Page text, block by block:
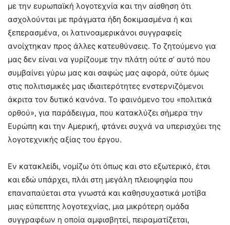
με την ευρωπαϊκή λογοτεχνία και την αίσθηση ότι
ασχολούνται με πράγματα ήδη δοκιμασμένα ή και
ξεπερασμένα, οι λατινοαμερικάνοι συγγραφείς
ανοίχτηκαν προς άλλες κατευθύνσεις. Το ζητούμενο για
μας δεν είναι να γυρίζουμε την πλάτη ούτε σ’ αυτό που
συμβαίνει γύρω μας και σαφώς μας αφορά, ούτε όμως
στις πολιτισμικές μας ιδιαιτερότητες ενστερνιζόμενοι
άκριτα τον δυτικό κανόνα. Το φαινόμενο του «πολιτικά
ορθού», για παράδειγμα, που κατακλύζει σήμερα την
Ευρώπη και την Αμερική, φτάνει συχνά να υπερισχύει της
λογοτεχνικής αξίας του έργου.
Εν κατακλείδι, νομίζω ότι όπως και στο εξωτερικό, έτσι
και εδώ υπάρχει, πλάι στη μεγάλη πλειοψηφία που
επαναπαύεται στα γνωστά και καθησυχαστικά μοτίβα
μιας εύπεπτης λογοτεχνίας, μια μικρότερη ομάδα
συγγραφέων η οποία αμφισβητεί, πειραματίζεται,